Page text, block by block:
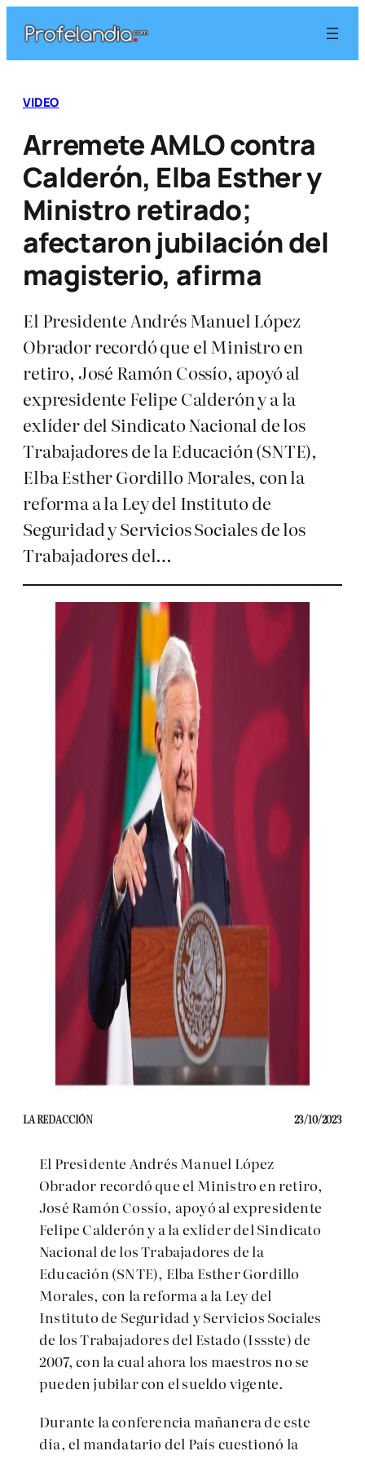
contenido
VIDEO
Arremete AMLO contra
Calderón, Elba Esther y
Ministro retirado;
afectaron jubilación del
magisterio, afirma
El Presidente Andrés Manuel López
Obrador recordó que el Ministro en
retiro, José Ramón Cossío, apoyó al
expresidente Felipe Calderón y a la
exlíder del Sindicato Nacional de los
Trabajadores de la Educación (SNTE),
Elba Esther Gordillo Morales, con la
reforma a la Ley del Instituto de
Seguridad y Servicios Sociales de los
Trabajadores del…
LA REDACCIÓN 23/10/2023
El Presidente Andrés Manuel López
Obrador recordó que el Ministro en retiro,
José Ramón Cossío, apoyó al expresidente
Felipe Calderón y a la exlíder del Sindicato
Nacional de los Trabajadores de la
Educación (SNTE), Elba Esther Gordillo
Morales, con la reforma a la Ley del
Instituto de Seguridad y Servicios Sociales
de los Trabajadores del Estado (Issste) de
2007, con la cual ahora los maestros no se
pueden jubilar con el sueldo vigente.
Durante la conferencia mañanera de este
día, el mandatario del País cuestionó la